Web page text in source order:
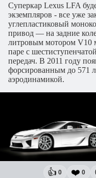
Суперкар Lexus LFA
экземпляров - все уже
углепластиковый
привод — на задние
литровым мотором V10
паре с
передач. В 2011 году
форсированным до 571
аэродинамикой.
👍 0 ❤️ 0